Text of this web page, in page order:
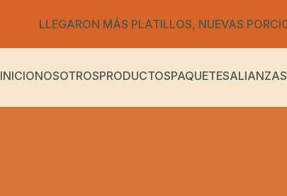
LLEGARON MÁS PLATILLOS, NUEVAS
INICIONOSOTROSPRODUCTOSPAQUETESALIANZAS